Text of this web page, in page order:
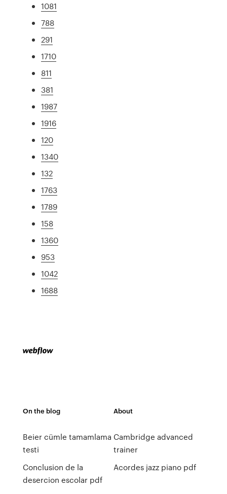
1081
788
291
1710
811
381
1987
1916
120
1340
132
1763
1789
158
1360
953
1042
1688
On the blog
Beier cümle tamamlama
testi
Conclusion de la
desercion escolar pdf
About
Cambridge advanced
trainer
Acordes jazz piano pdf